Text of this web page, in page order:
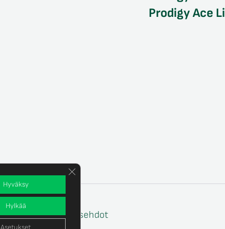
Prodigy Ace
Tilaus- ja toimitusehdot
Hyväksy
Hylkää
Asetukset
Sulje evästebanneri